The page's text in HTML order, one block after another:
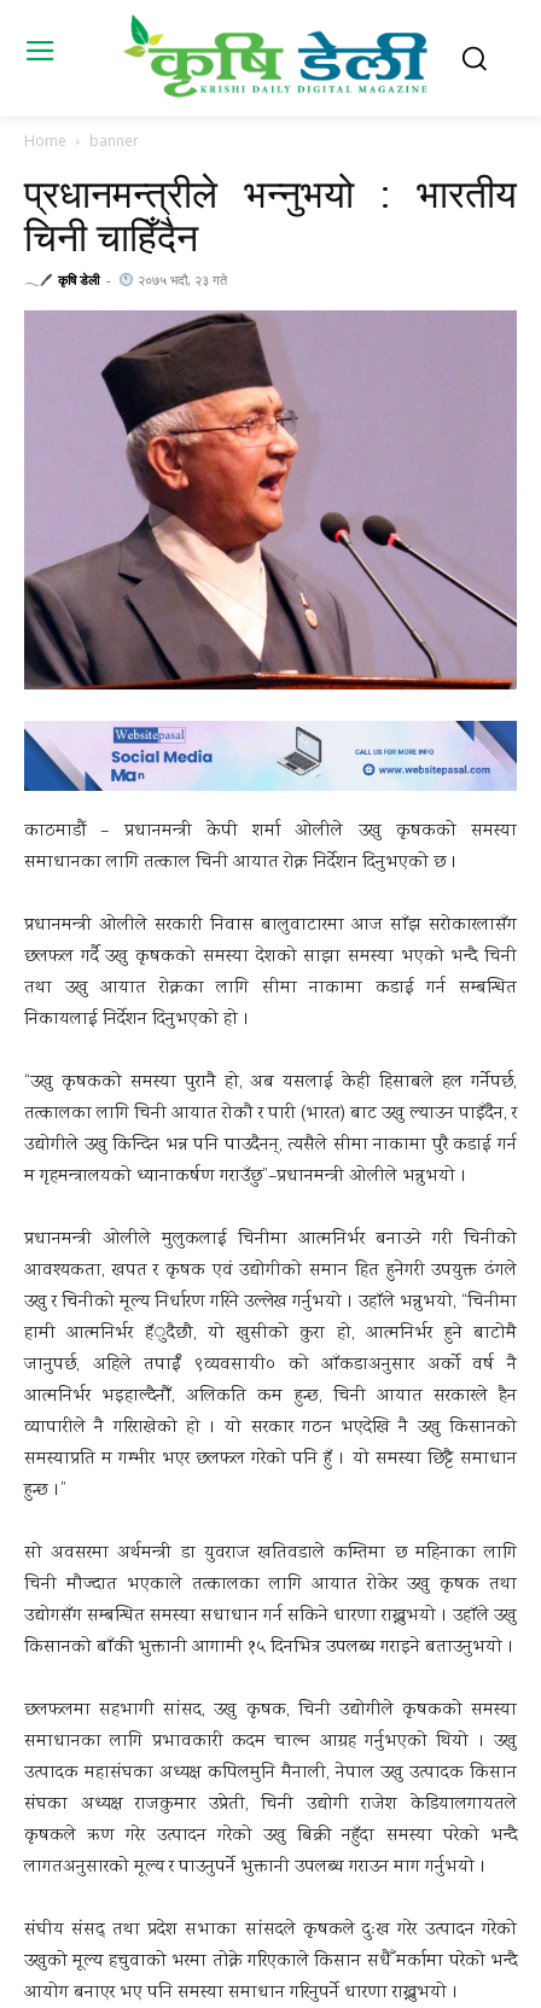
Home banner
प्रधानमन्त्रीले भन्नुभयो : भारतीय
चिनी चाहिँदैन
𓂃🖊 कृषि डेली - २०७५ भदौ, २३ गते
काठमाडौं – प्रधानमन्त्री केपी शर्मा ओलीले उखु कृषकको समस्या
समाधानका लागि तत्काल चिनी आयात रोक्न निर्देशन दिनुभएको छ ।
प्रधानमन्त्री ओलीले सरकारी निवास बालुवाटारमा आज साँझ सरोकारलासँग
छलफल गर्दै उखु कृषकको समस्या देशको साझा समस्या भएको भन्दै चिनी
तथा उखु आयात रोक्नका लागि सीमा नाकामा कडाई गर्न सम्बन्धित
निकायलाई निर्देशन दिनुभएको हो ।
“उखु कृषकको समस्या पुरानै हो, अब यसलाई केही हिसाबले हल गर्नेपर्छ,
तत्कालका लागि चिनी आयात रोकौ र पारी (भारत) बाट उखु ल्याउन पाइँदैन, र
उद्योगीले उखु किन्दिन भन्न पनि पाउदैनन्, त्यसैले सीमा नाकामा पुरै कडाई गर्न
म गृहमन्त्रालयको ध्यानाकर्षण गराउँछु”–प्रधानमन्त्री ओलीले भन्नुभयो ।
प्रधानमन्त्री ओलीले मुलुकलाई चिनीमा आत्मनिर्भर बनाउने गरी चिनीको
आवश्यकता, खपत र कृषक एवं उद्योगीको समान हित हुनेगरी उपयुक्त ढंगले
उखु र चिनीको मूल्य निर्धारण गरिने उल्लेख गर्नुभयो । उहाँले भन्नुभयो, “चिनीमा
हामी आत्मनिर्भर हँुदैछौ, यो खुसीको कुरा हो, आत्मनिर्भर हुने बाटोमै
जानुपर्छ, अहिले तपाईँ ९व्यवसायी० को आँकडाअनुसार अर्को वर्ष नै
आत्मनिर्भर भइहाल्दैनौँ, अलिकति कम हुन्छ, चिनी आयात सरकारले हैन
व्यापारीले नै गरिराखेको हो । यो सरकार गठन भएदेखि नै उखु किसानको
समस्याप्रति म गम्भीर भएर छलफल गरेको पनि हुँ । यो समस्या छिट्टै समाधान
हुन्छ ।”
सो अवसरमा अर्थमन्त्री डा युवराज खतिवडाले कम्तिमा छ महिनाका लागि
चिनी मौज्दात भएकाले तत्कालका लागि आयात रोकेर उखु कृषक तथा
उद्योगसँग सम्बन्धित समस्या सधाधान गर्न सकिने धारणा राख्नुभयो । उहाँले उखु
किसानको बाँकी भुक्तानी आगामी १५ दिनभित्र उपलब्ध गराइने बताउनुभयो ।
छलफलमा सहभागी सांसद, उखु कृषक, चिनी उद्योगीले कृषकको समस्या
समाधानका लागि प्रभावकारी कदम चाल्न आग्रह गर्नुभएको थियो । उखु
उत्पादक महासंघका अध्यक्ष कपिलमुनि मैनाली, नेपाल उखु उत्पादक किसान
संघका अध्यक्ष राजकुमार उप्रेती, चिनी उद्योगी राजेश केडियालगायतले
कृषकले ऋण गरेर उत्पादन गरेको उखु बिक्री नहुँदा समस्या परेको भन्दै
लागतअनुसारको मूल्य र पाउनुपर्ने भुक्तानी उपलब्ध गराउन माग गर्नुभयो ।
संघीय संसद् तथा प्रदेश सभाका सांसदले कृषकले दुःख गरेर उत्पादन गरेको
उखुको मूल्य हचुवाको भरमा तोक्ने गरिएकाले किसान सधैँ मर्कामा परेको भन्दै
आयोग बनाएर भए पनि समस्या समाधान गरिनुपर्ने धारणा राख्नुभयो ।